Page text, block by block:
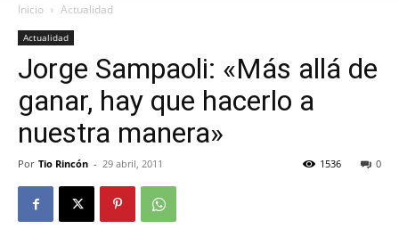
Inicio Actualidad
Actualidad
Jorge Sampaoli: «Más allá de
ganar, hay que hacerlo a
nuestra manera»
Por Tio Rincón - 29 abril, 2011 0
1536